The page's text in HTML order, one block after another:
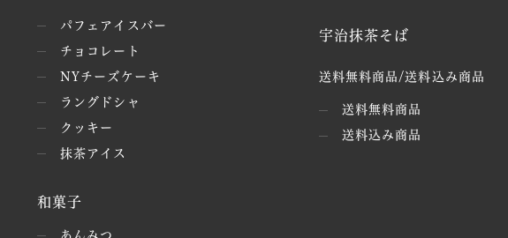
パフェアイスバー
チョコレート
NYチーズケーキ
ラングドシャ
クッキー
抹茶アイス
和菓子
あんみつ
宇治抹茶そば
送料無料商品/送料込み商品
送料無料商品
送料込み商品